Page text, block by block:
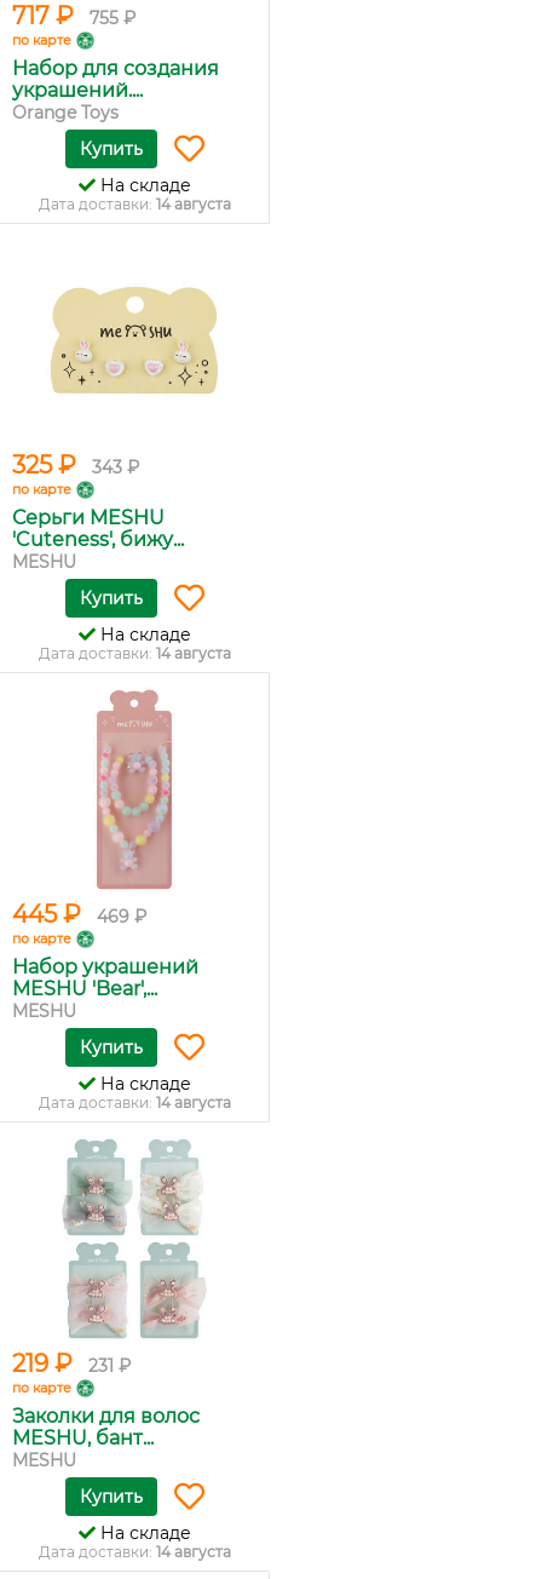
717 ₽ 755 ₽
по карте
Набор для создания
украшений....
Orange Toys
Купить
На складе
Дата доставки: 14 августа
325 ₽ 343 ₽
по карте
Серьги MESHU
'Cuteness', бижу...
MESHU
Купить
На складе
Дата доставки: 14 августа
445 ₽ 469 ₽
по карте
Набор украшений
MESHU 'Bear',...
MESHU
Купить
На складе
Дата доставки: 14 августа
219 ₽ 231 ₽
по карте
Заколки для волос
MESHU, бант...
MESHU
Купить
На складе
Дата доставки: 14 августа